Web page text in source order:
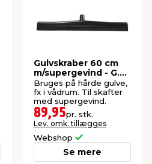
Gulvskraber 60 cm
m/supergevind - G.
Funder
Bruges på hårde gulve,
fx i vådrum. Til skafter
med supergevind.
89,95pr. stk.
Lev. omk. tillægges
Webshop
Se mere